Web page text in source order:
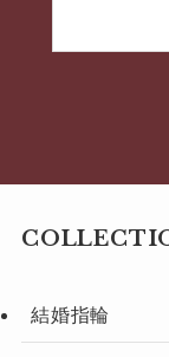
結婚指輪